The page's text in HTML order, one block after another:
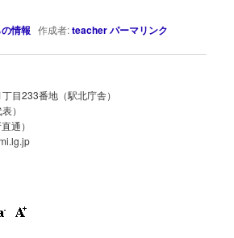
情報 作成者:teacherパーマリンク
目233番地（駅北庁舎）
）
通）